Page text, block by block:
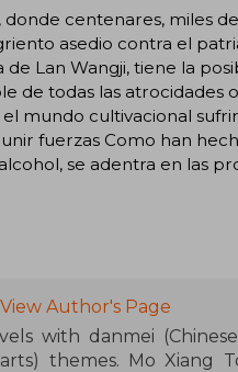
centenares, miles
asedio contra el
Lan Wangji, tiene la
de todas las atrocidades
mundo cultivacional
fuerzas Como han
se adentra en las
View Author's Page
with danmei
themes. Mo Xiang